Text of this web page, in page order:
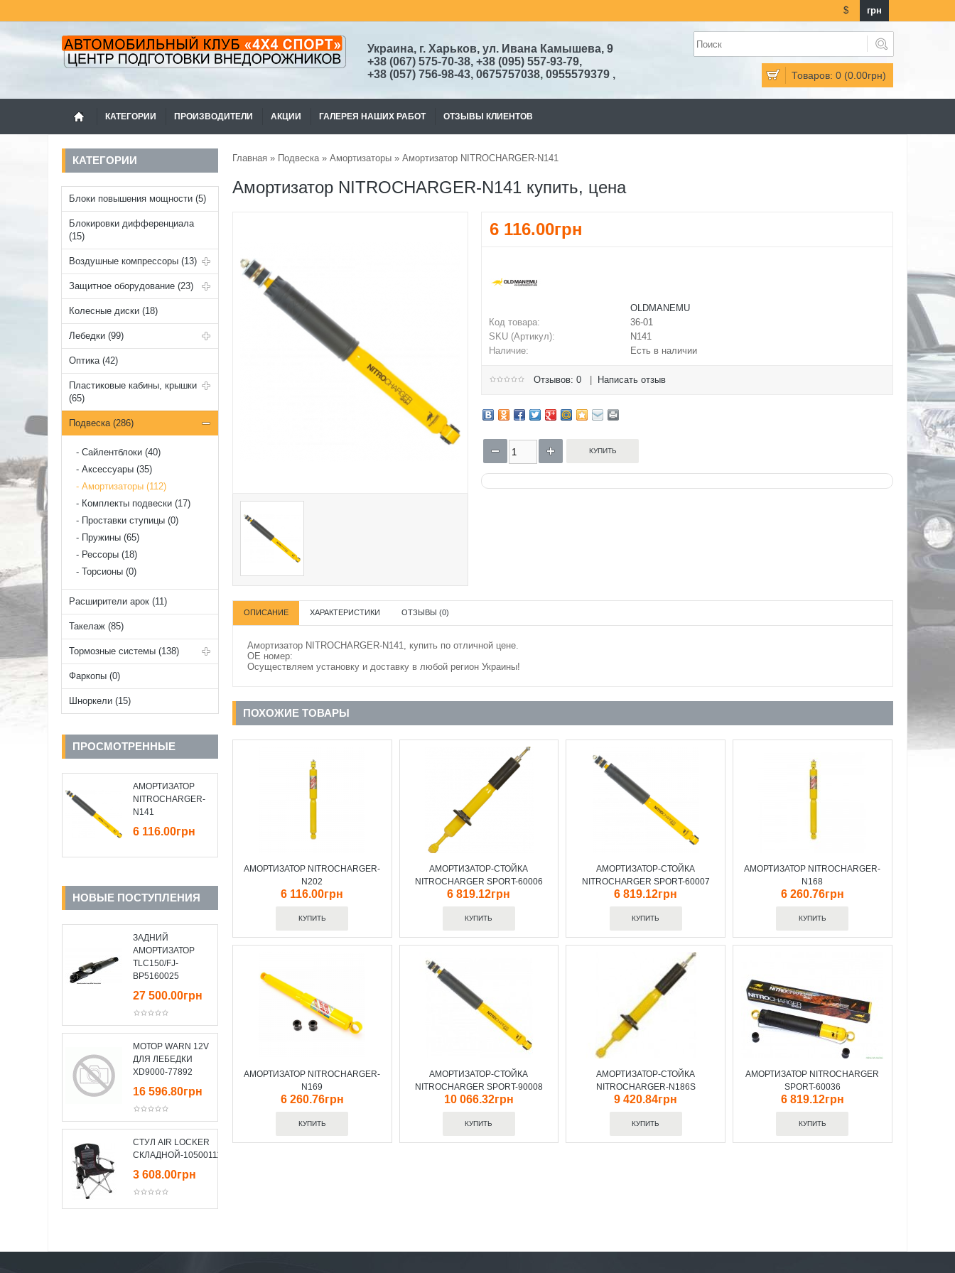
$ грн
Товаров: 0 (0.00грн)
Украина, г. Харьков, ул. Ивана Камышева, 9
+38 (067) 575-70-38, +38 (095) 557-93-79,
+38 (057) 756-98-43, 0675757038, 0955579379 ,
КАТЕГОРИИ ПРОИЗВОДИТЕЛИ АКЦИИ ГАЛЕРЕЯ НАШИХ РАБОТ ОТЗЫВЫ КЛИЕНТОВ
КАТЕГОРИИ
Блоки повышения мощности (5)
Блокировки дифференциала
(15)
Воздушные компрессоры (13)
Защитное оборудование (23)
Колесные диски (18)
Лебедки (99)
Оптика (42)
Пластиковые кабины, крышки
(65)
Подвеска (286)
Cайлентблоки (40)
Аксессуары (35)
Амортизаторы (112)
Комплекты подвески (17)
Проставки ступицы (0)
Пружины (65)
Рессоры (18)
Торсионы (0)
Расширители арок (11)
Такелаж (85)
Тормозные системы (138)
Фаркопы (0)
Шноркели (15)
ПРОСМОТРЕННЫЕ
АМОРТИЗАТОР
NITROCHARGER-
N141
6 116.00грн
НОВЫЕ ПОСТУПЛЕНИЯ
ЗАДНИЙ
АМОРТИЗАТОР
TLC150/FJ-
BP5160025
27 500.00грн
МОТОР WARN 12V
ДЛЯ ЛЕБЕДКИ
XD9000-77892
16 596.80грн
СТУЛ AIR LOCKER
СКЛАДНОЙ-10500111
3 608.00грн
Главная » Подвеска» Амортизаторы » Амортизатор NITROCHARGER-N141
Амортизатор NITROCHARGER-N141 купить, цена
6 116.00грн
OLDMANEMU
Код товара:
36-01
SKU (Артикул):
N141
Наличие:
Есть в наличии
Отзывов: 0 Написать отзыв
ОПИСАНИЕ ХАРАКТЕРИСТИКИ ОТЗЫВЫ (0)
Амортизатор NITROCHARGER-N141, купить по отличной цене.
OE номер:
Осуществляем установку и доставку в любой регион Украины!
ПОХОЖИЕ ТОВАРЫ
АМОРТИЗАТОР NITROCHARGER-
N202
6 116.00грн
АМОРТИЗАТОР-СТОЙКА
NITROCHARGER SPORT-60006
6 819.12грн
АМОРТИЗАТОР-СТОЙКА
NITROCHARGER SPORT-60007
6 819.12грн
АМОРТИЗАТОР NITROCHARGER-
N168
6 260.76грн
АМОРТИЗАТОР NITROCHARGER-
N169
6 260.76грн
АМОРТИЗАТОР-СТОЙКА
NITROCHARGER SPORT-90008
10 066.32грн
АМОРТИЗАТОР-СТОЙКА
NITROCHARGER-N186S
9 420.84грн
АМОРТИЗАТОР NITROCHARGER
SPORT-60036
6 819.12грн